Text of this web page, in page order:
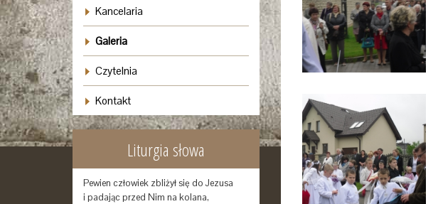
Kancelaria
Galeria
Czytelnia
Kontakt
Liturgia słowa
Pewien człowiek zbliżył się do Jezusa
i padając przed Nim na kolana,